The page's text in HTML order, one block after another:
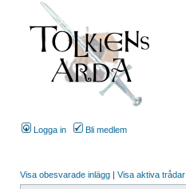
Logga in Bli medlem
Visa obesvarade inlägg | Visa aktiva trådar